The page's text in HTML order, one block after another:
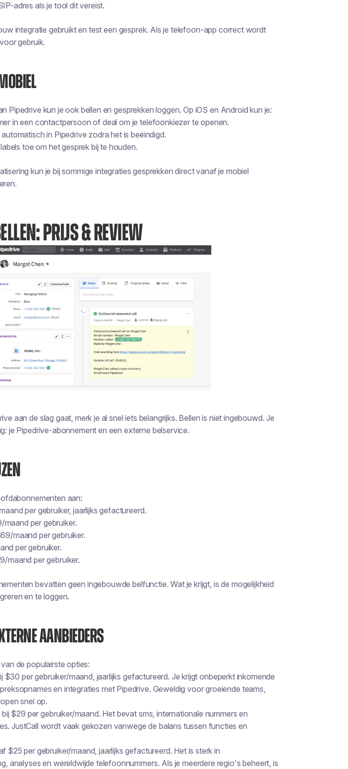
adres als je tool dit vereist.
integratie gebruikt en test een gesprek. Als je telefoon-app correct wordt
gebruik.
Pipedrive kun je ook bellen en gesprekken loggen. Op iOS en Android kun je:
in een contactpersoon of deal om je telefoonkiezer te openen.
in Pipedrive zodra het is beëindigd.
toe om het gesprek bij te houden.
kun je bij sommige integraties gesprekken direct vanaf je mobiel
PRIJS & REVIEW
aan de slag gaat, merk je al snel iets belangrijks. Bellen is niet ingebouwd. Je
je Pipedrive-abonnement en een externe belservice.
aan:
per gebruiker, jaarlijks gefactureerd.
maand per gebruiker.
maand per gebruiker.
per gebruiker.
maand per gebruiker.
bevatten geen ingebouwde belfunctie. Wat je krijgt, is de mogelijkheid
en te loggen.
AANBIEDERS
de populairste opties:
$30 per gebruiker/maand, jaarlijks gefactureerd. Je krijgt onbeperkt inkomende
en integraties met Pipedrive. Geweldig voor groeiende teams,
snel op.
bij $29 per gebruiker/maand. Het bevat sms, internationale nummers en
JustCall wordt vaak gekozen vanwege de balans tussen functies en
$25 per gebruiker/maand, jaarlijks gefactureerd. Het is sterk in
analyses en wereldwijde telefoonnummers. Als je meerdere regio's beheert, is